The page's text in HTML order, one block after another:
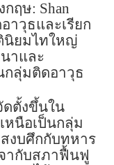
ฤษ: Shan
าวุธและเรียก
นิยมไทใหญ่
าและ
กลุ่มติดอาวุธ
ดตั้งขึ้นใน
หนือเป็นกลุ่ม
งบศึกกับทหาร
ากับสภาฟื้นฟู